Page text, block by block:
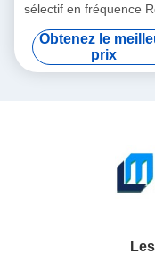
sélectif en fréquence
Schwarz NRQ6 de 50
6 GHz avec une
-130 dBm à +20
Obtenez le
prix